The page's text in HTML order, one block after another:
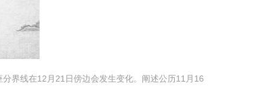
界线在12月21日傍边会发生变化。阐述公历11月16